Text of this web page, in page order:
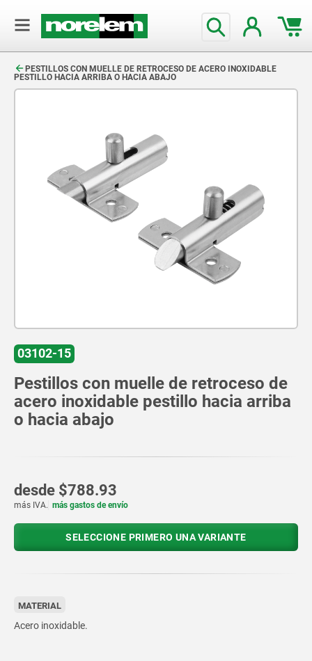
PESTILLOS CON MUELLE DE RETROCESO DE ACERO INOXIDABLE
PESTILLO HACIA ARRIBA O HACIA ABAJO
03102-15
Pestillos con muelle de retroceso de
acero inoxidable pestillo hacia arriba
o hacia abajo
desde $788.93
más IVA. más gastos de envío
SELECCIONE PRIMERO UNA VARIANTE
MATERIAL
Acero inoxidable.